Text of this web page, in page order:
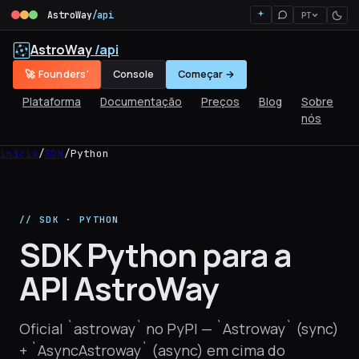
AstroWay/api PT
AstroWay/api
Plataforma Documentação Preços Blog
Sobre
nós
🚀 Founders' Console Começar →
início/SDK/Python
// SDK · PYTHON
SDK Python para a
API AstroWay
Oficial `astroway` no PyPI — `Astroway` (sync)
+ `AsyncAstroway` (async) em cima do